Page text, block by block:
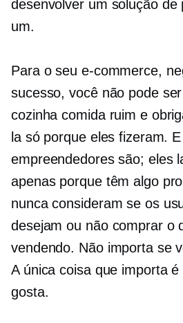
desenvolver um solução de
um.
Para o seu e-commerce,
sucesso, você não pode
cozinha comida ruim e
la só porque eles fizeram.
empreendedores são; eles
apenas porque têm algo
nunca consideram se os
desejam ou não comprar o
vendendo. Não importa se
A única coisa que importa
gosta.